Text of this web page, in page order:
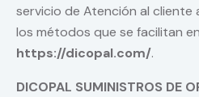
servicio de Atención al cliente
los métodos que se facilitan
https://dicopal.com/.
DICOPAL SUMINISTROS DE